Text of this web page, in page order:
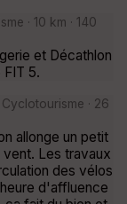
· 10 km · 140
et Décathlon
5.
Cyclotourisme · 26
allonge un petit
vent. Les travaux
des vélos
d'affluence